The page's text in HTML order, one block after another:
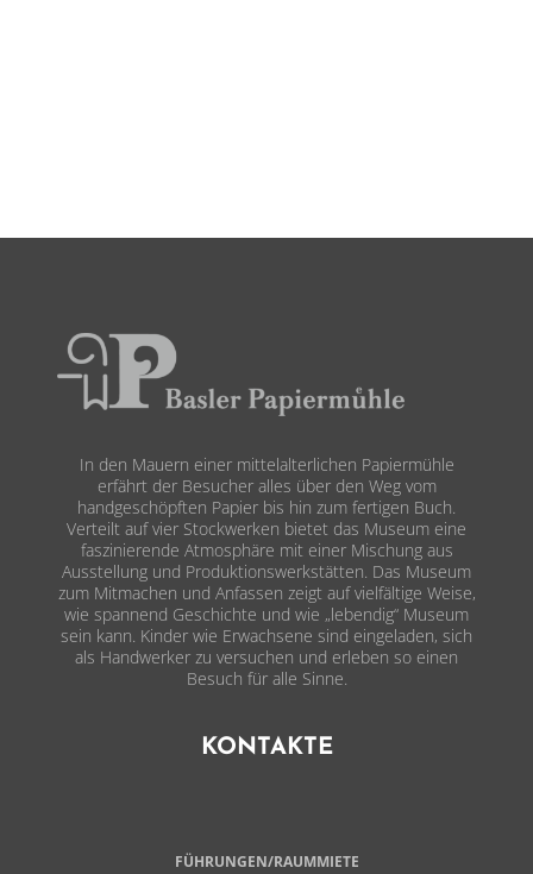
In den Mauern einer mittelalterlichen Papiermühle
erfährt der Besucher alles über den Weg vom
handgeschöpften Papier bis hin zum fertigen Buch.
Verteilt auf vier Stockwerken bietet das Museum eine
faszinierende Atmosphäre mit einer Mischung aus
Ausstellung und Produktionswerkstätten. Das Museum
zum Mitmachen und Anfassen zeigt auf vielfältige Weise,
wie spannend Geschichte und wie „lebendig“ Museum
sein kann. Kinder wie Erwachsene sind eingeladen, sich
als Handwerker zu versuchen und erleben so einen
Besuch für alle Sinne.
KONTAKTE
FÜHRUNGEN/RAUMMIETE